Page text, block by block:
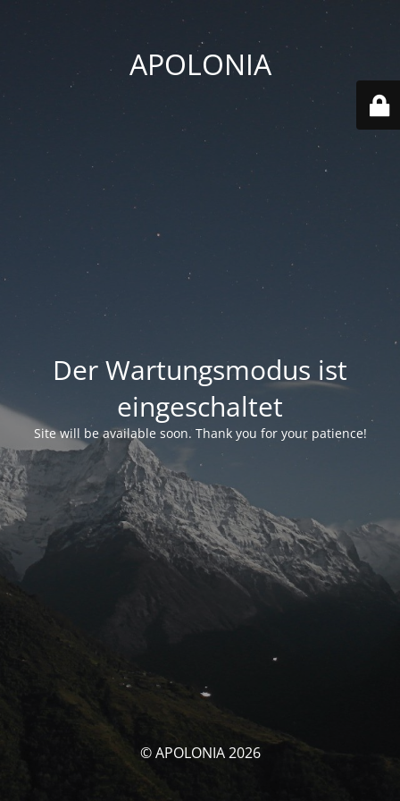
APOLONIA
Der Wartungsmodus ist
eingeschaltet
Site will be available soon. Thank you for your patience!
© APOLONIA 2026